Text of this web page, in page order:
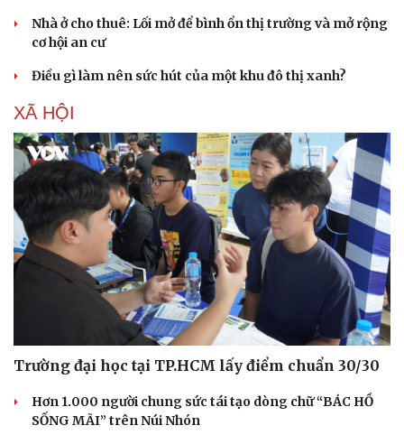
Sức khỏe
Cây thuốc
Nhi khoa
Nam khoa
Làm đẹp - giảm cân
Phòng mạch online
Ăn sạch sống khỏe
Đời sống
Blog
Nhà ở cho thuê: Lối mở để bình ổn thị trường và mở rộng
cơ hội an cư
Điều gì làm nên sức hút của một khu đô thị xanh?
XÃ HỘI
Trường đại học tại TP.HCM lấy điểm chuẩn 30/30
Hơn 1.000 người chung sức tái tạo dòng chữ “BÁC HỒ
SỐNG MÃI” trên Núi Nhón